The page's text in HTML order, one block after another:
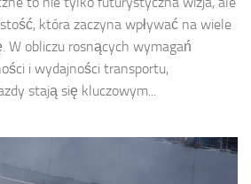
która zaczyna wpływać na wiele
W obliczu rosnących wymagań
i wydajności transportu,
stają się kluczowym...